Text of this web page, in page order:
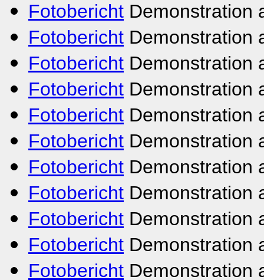
Fotobericht Demonstration
Fotobericht Demonstration
Fotobericht Demonstration
Fotobericht Demonstration
Fotobericht Demonstration
Fotobericht Demonstration
Fotobericht Demonstration
Fotobericht Demonstration
Fotobericht Demonstration
Fotobericht Demonstration
Fotobericht Demonstration